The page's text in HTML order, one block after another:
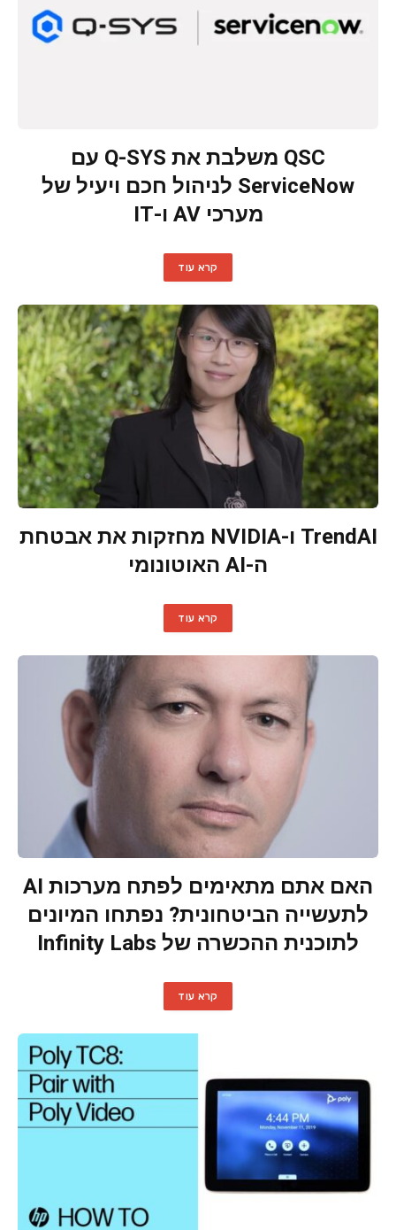
QSC משלבת את Q-SYS עם
ServiceNow לניהול חכם ויעיל של
מערכי AV ו-IT
קרא עוד
TrendAI ו-NVIDIA מחזקות את אבטחת
ה-AI האוטונומי
קרא עוד
האם אתם מתאימים לפתח מערכות AI
לתעשייה הביטחונית? נפתחו המיונים
לתוכנית ההכשרה של Infinity Labs
קרא עוד